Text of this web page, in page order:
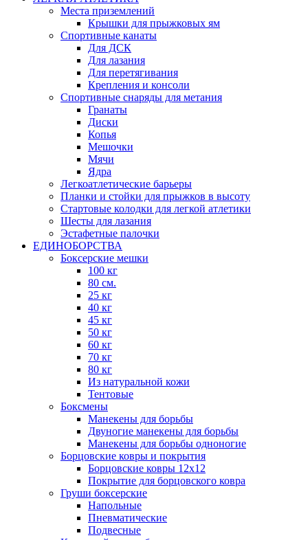
Места приземлений
Крышки для прыжковых ям
Спортивные канаты
Для ДСК
Для лазания
Для перетягивания
Крепления и консоли
Спортивные снаряды для метания
Гранаты
Диски
Копья
Мешочки
Мячи
Ядра
Легкоатлетические барьеры
Планки и стойки для прыжков в высоту
Стартовые колодки для легкой атлетики
Шесты для лазания
Эстафетные палочки
ЕДИНОБОРСТВА
Боксерские мешки
100 кг
80 см.
25 кг
40 кг
45 кг
50 кг
60 кг
70 кг
80 кг
Из натуральной кожи
Тентовые
Боксмены
Манекены для борьбы
Двуногие манекены для борьбы
Манекены для борьбы одноногие
Борцовские ковры и покрытия
Борцовские ковры 12х12
Покрытие для борцовского ковра
Груши боксерские
Напольные
Пневматические
Подвесные